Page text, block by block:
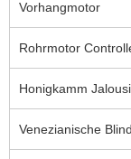
Vorhangmotor
Rohrmotor
Honigkamm
Venezianische